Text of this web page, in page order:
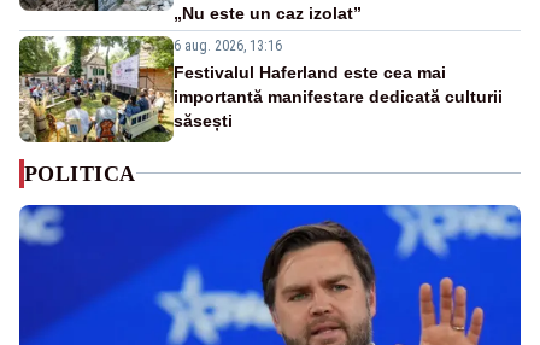
„Nu este un caz izolat”
6 aug. 2026, 13:16
Festivalul Haferland este cea mai
importantă manifestare dedicată culturii
săsești
POLITICA